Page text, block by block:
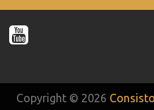
Copyright © 2026